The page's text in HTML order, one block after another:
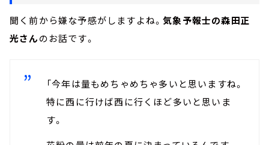
聞く前から嫌な予感がしますよね。気象予報士の森田正
光さんのお話です。
「今年は量もめちゃめちゃ多いと思いますね。
特に西に行けば西に行くほど多いと思いま
す。